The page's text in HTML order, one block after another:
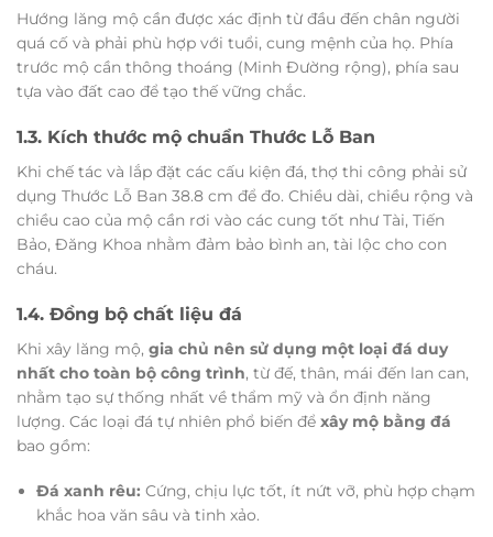
Hướng lăng mộ cần được xác định từ đầu đến chân người
quá cố và phải phù hợp với tuổi, cung mệnh của họ. Phía
trước mộ cần thông thoáng (Minh Đường rộng), phía sau
tựa vào đất cao để tạo thế vững chắc.
1.3. Kích thước mộ chuẩn Thước Lỗ Ban
Khi chế tác và lắp đặt các cấu kiện đá, thợ thi công phải sử
dụng Thước Lỗ Ban 38.8 cm để đo. Chiều dài, chiều rộng và
chiều cao của mộ cần rơi vào các cung tốt như Tài, Tiến
Bảo, Đăng Khoa nhằm đảm bảo bình an, tài lộc cho con
cháu.
1.4. Đồng bộ chất liệu đá
Khi xây lăng mộ, gia chủ nên sử dụng một loại đá duy
nhất cho toàn bộ công trình, từ đế, thân, mái đến lan can,
nhằm tạo sự thống nhất về thẩm mỹ và ổn định năng
lượng. Các loại đá tự nhiên phổ biến để xây mộ bằng đá
bao gồm:
Đá xanh rêu: Cứng, chịu lực tốt, ít nứt vỡ, phù hợp chạm
khắc hoa văn sâu và tinh xảo.